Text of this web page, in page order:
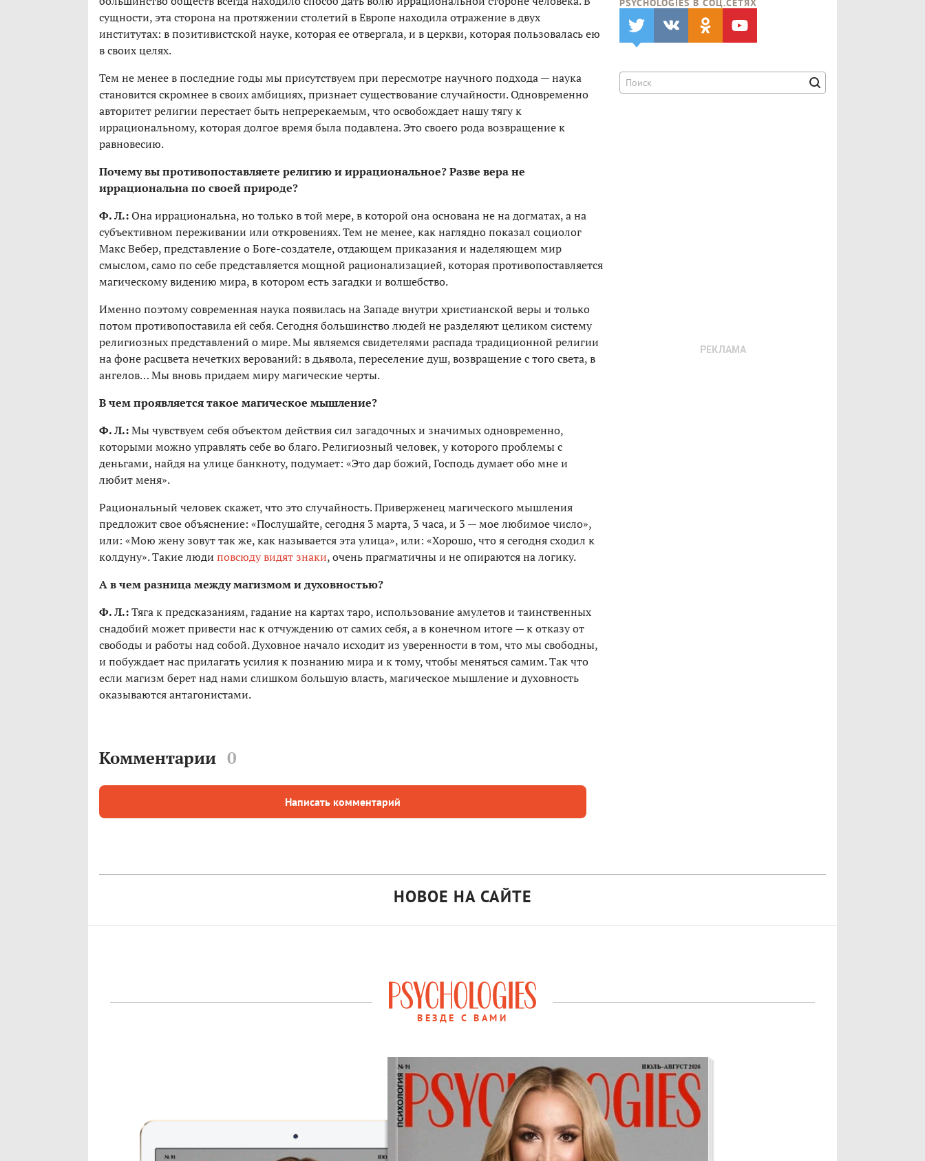
сущности, эта сторона на протяжении столетий в Европе находила отражение в двух
институтах: в позитивистской науке, которая ее отвергала, и в церкви, которая пользовалась ею
в своих целях.
Тем не менее в последние годы мы присутствуем при пересмотре научного подхода — наука
становится скромнее в своих амбициях, признает существование случайности. Одновременно
авторитет религии перестает быть непререкаемым, что освобождает нашу тягу к
иррациональному, которая долгое время была подавлена. Это своего рода возвращение к
равновесию.
Почему вы противопоставляете религию и иррациональное? Разве вера не
иррациональна по своей природе?
Ф. Л.:Она иррациональна, но только в той мере, в которой она основана не на догматах, а на
субъективном переживании или откровениях. Тем не менее, как наглядно показал социолог
Макс Вебер, представление о Боге-создателе, отдающем приказания и наделяющем мир
смыслом, само по себе представляется мощной рационализацией, которая противопоставляется
магическому видению мира, в котором есть загадки и волшебство.
Именно поэтому современная наука появилась на Западе внутри христианской веры и только
потом противопоставила ей себя. Сегодня большинство людей не разделяют целиком систему
религиозных представлений о мире. Мы являемся свидетелями распада традиционной религии
на фоне расцвета нечетких верований: в дьявола, переселение душ, возвращение с того света, в
ангелов… Мы вновь придаем миру магические черты.
В чем проявляется такое магическое мышление?
Ф. Л.:Мы чувствуем себя объектом действия сил загадочных и значимых одновременно,
которыми можно управлять себе во благо. Религиозный человек, у которого проблемы с
деньгами, найдя на улице банкноту, подумает: «Это дар божий, Господь думает обо мне и
любит меня».
Рациональный человек скажет, что это случайность. Приверженец магического мышления
предложит свое объяснение: «Послушайте, сегодня 3 марта, 3 часа, и 3 — мое любимое число»,
или: «Мою жену зовут так же, как называется эта улица», или: «Хорошо, что я сегодня сходил к
колдуну». Такие люди повсюду видят знаки, очень прагматичны и не опираются на логику.
А в чем разница между магизмом и духовностью?
Ф. Л.:Тяга к предсказаниям, гадание на картах таро, использование амулетов и таинственных
снадобий может привести нас к отчуждению от самих себя, а в конечном итоге — к отказу от
свободы и работы над собой. Духовное начало исходит из уверенности в том, что мы свободны,
и побуждает нас прилагать усилия к познанию мира и к тому, чтобы меняться самим. Так что
если магизм берет над нами слишком большую власть, магическое мышление и духовность
оказываются антагонистами.
Комментарии 0
Написать комментарий
PSYCHOLOGIES В CОЦ.СЕТЯХ
НОВОЕ НА САЙТЕ
ВЕЗДЕ С ВАМИ